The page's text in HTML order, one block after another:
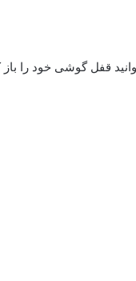
قفل گوشی خود را باز